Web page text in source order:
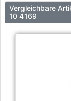
Vergleichbare
10 4169